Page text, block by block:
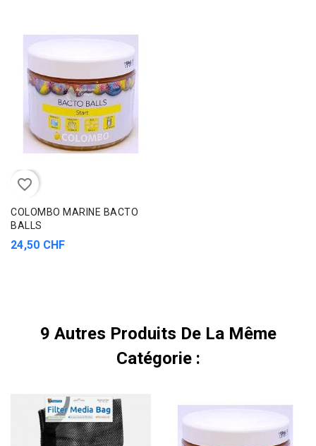
favorite_border
COLOMBO MARINE BACTO
BALLS
24,50 CHF
9 Autres Produits De La Même
Catégorie :